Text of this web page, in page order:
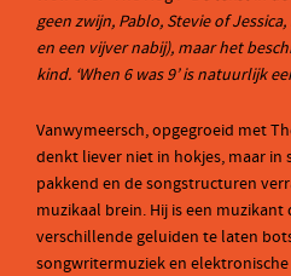
geen zwijn, Pablo, Stevie of
en een vijver nabij), maar het
kind. ‘When 6 was 9’ is natuurlijk
Vanwymeersch, opgegroeid met
denkt liever niet in hokjes, maar in
pakkend en de songstructuren
muzikaal brein. Hij is een
verschillende geluiden te laten
songwritermuziek en